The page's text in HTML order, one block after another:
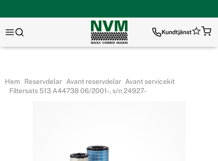
Kundtjänst
Hem Reservdelar Avant reservdelar Avant servicekit
Filtersats 513 A44738 06/2001-, s/n 24927-